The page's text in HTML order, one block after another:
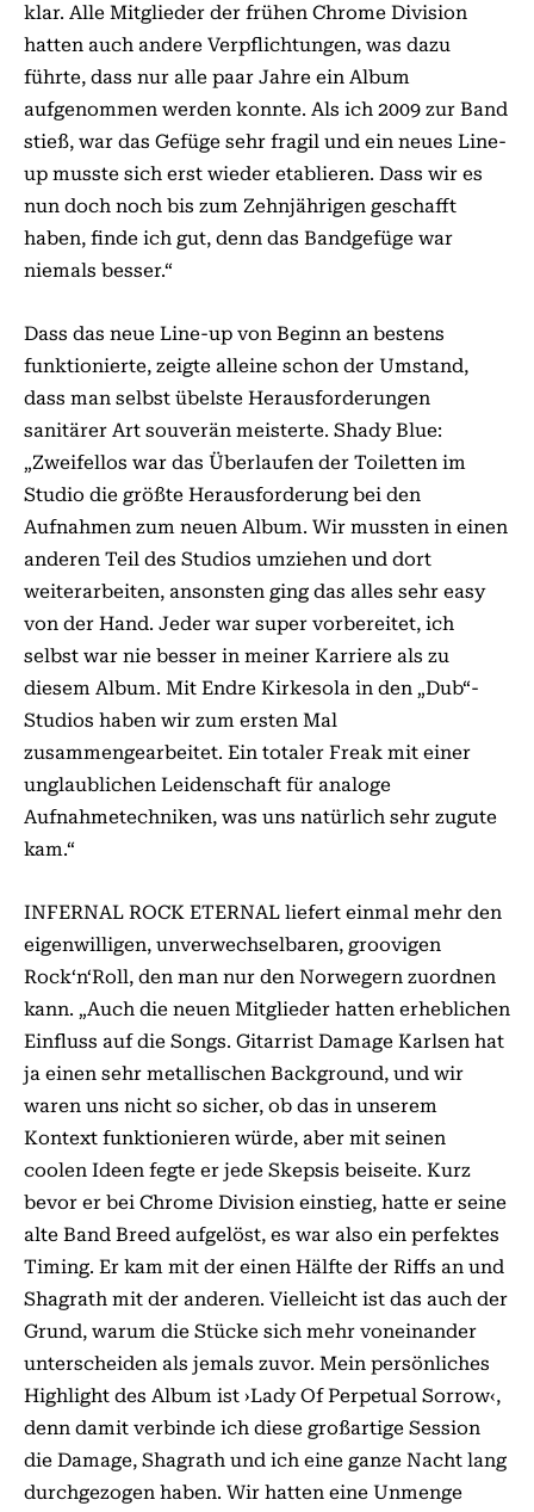
klar. Alle Mitglieder der frühen Chrome Division
hatten auch andere Verpflichtungen, was dazu
führte, dass nur alle paar Jahre ein Album
aufgenommen werden konnte. Als ich 2009 zur Band
stieß, war das Gefüge sehr fragil und ein neues Line-
up musste sich erst wieder etablieren. Dass wir es
nun doch noch bis zum Zehnjährigen geschafft
haben, finde ich gut, denn das Bandgefüge war
niemals besser.“
Dass das neue Line-up von Beginn an bestens
funktionierte, zeigte alleine schon der Umstand,
dass man selbst übelste Herausforderungen
sanitärer Art souverän meisterte. Shady Blue:
„Zweifellos war das Überlaufen der Toiletten im
Studio die größte Herausforderung bei den
Aufnahmen zum neuen Album. Wir mussten in einen
anderen Teil des Studios umziehen und dort
weiterarbeiten, ansonsten ging das alles sehr easy
von der Hand. Jeder war super vorbereitet, ich
selbst war nie besser in meiner Karriere als zu
diesem Album. Mit Endre Kirkesola in den „Dub“-
Studios haben wir zum ersten Mal
zusammengearbeitet. Ein totaler Freak mit einer
unglaublichen Leidenschaft für analoge
Aufnahmetechniken, was uns natürlich sehr zugute
kam.“
INFERNAL ROCK ETERNAL liefert einmal mehr den
eigenwilligen, unverwechselbaren, groovigen
Rock‘n‘Roll, den man nur den Norwegern zuordnen
kann. „Auch die neuen Mitglieder hatten erheblichen
Einfluss auf die Songs. Gitarrist Damage Karlsen hat
ja einen sehr metallischen Background, und wir
waren uns nicht so sicher, ob das in unserem
Kontext funktionieren würde, aber mit seinen
coolen Ideen fegte er jede Skepsis beiseite. Kurz
bevor er bei Chrome Division einstieg, hatte er seine
alte Band Breed aufgelöst, es war also ein perfektes
Timing. Er kam mit der einen Hälfte der Riffs an und
Shagrath mit der anderen. Vielleicht ist das auch der
Grund, warum die Stücke sich mehr voneinander
unterscheiden als jemals zuvor. Mein persönliches
Highlight des Album ist ›Lady Of Perpetual Sorrow‹,
denn damit verbinde ich diese großartige Session
die Damage, Shagrath und ich eine ganze Nacht lang
durchgezogen haben. Wir hatten eine Unmenge